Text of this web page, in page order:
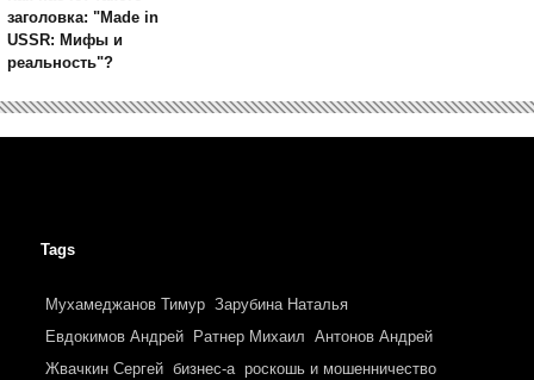
заголовка: "Made in
USSR: Мифы и
реальность"?
Tags
Мухамеджанов Тимур Зарубина Наталья
Евдокимов Андрей
Ратнер Михаил Антонов Андрей
Жвачкин Сергей бизнес-а роскошь и мошенничество